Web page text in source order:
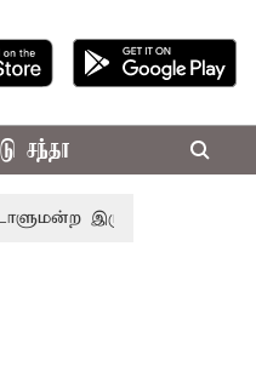
சந்தா
இரு அவைகளும்